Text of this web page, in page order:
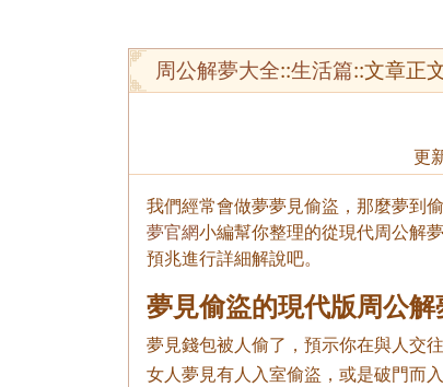
周公解夢大全::生活篇::文章正
更
我們經常會做夢夢見偷盜，那麼夢到
夢官網小編幫你整理的從現代周公解
預兆進行詳細解說吧。
夢見偷盜的現代版周公解
夢見錢包被人偷了，預示你在與人交
女人夢見有人入室偷盜，或是破門而